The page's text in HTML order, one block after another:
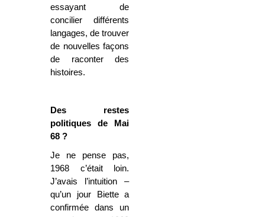
essayant de
concilier différents
langages, de trouver
de nouvelles façons
de raconter des
histoires.
Des restes
politiques de Mai
68 ?
Je ne pense pas,
1968 c’était loin.
J’avais l’intuition –
qu’un jour Biette a
confirmée dans un